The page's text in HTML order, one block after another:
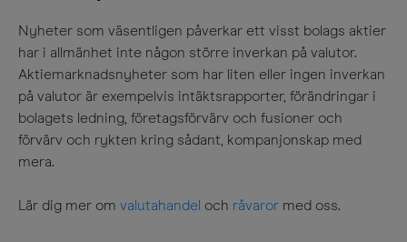
Nyheter som väsentligen påverkar ett visst bolags aktier
har i allmänhet inte någon större inverkan på valutor.
Aktiemarknadsnyheter som har liten eller ingen inverkan
på valutor är exempelvis intäktsrapporter, förändringar i
bolagets ledning, företagsförvärv och fusioner och
förvärv och rykten kring sådant, kompanjonskap med
mera.
Lär dig mer om valutahandel och råvaror med oss.